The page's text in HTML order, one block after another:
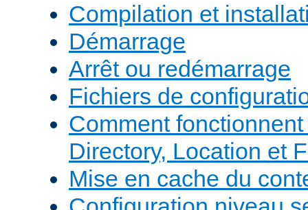
Compilation et
Démarrage
Arrêt ou redémarrage
Fichiers de
Comment
Directory, Location et
Mise en cache du